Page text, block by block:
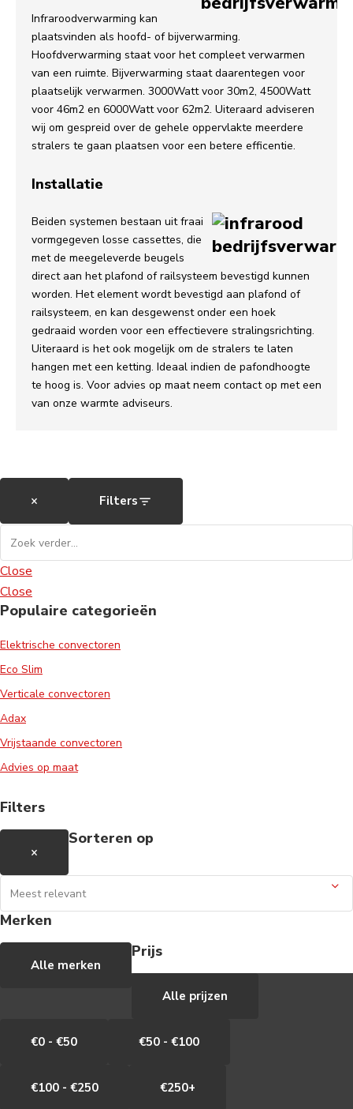
Infraroodverwarming kan
plaatsvinden als hoofd- of bijverwarming.
Hoofdverwarming staat voor het compleet verwarmen
van een ruimte. Bijverwarming staat daarentegen voor
plaatselijk verwarmen. 3000Watt voor 30m2, 4500Watt
voor 46m2 en 6000Watt voor 62m2. Uiteraard adviseren
wij om gespreid over de gehele oppervlakte meerdere
stralers te gaan plaatsen voor een betere efficentie.
Installatie
Beiden systemen bestaan uit fraai
vormgegeven losse cassettes, die
met de meegeleverde beugels
direct aan het plafond of railsysteem bevestigd kunnen
worden. Het element wordt bevestigd aan plafond of
railsysteem, en kan desgewenst onder een hoek
gedraaid worden voor een effectievere stralingsrichting.
Uiteraard is het ook mogelijk om de stralers te laten
hangen met een ketting. Ideaal indien de pafondhoogte
te hoog is. Voor advies op maat neem contact op met een
van onze warmte adviseurs.
× Filters
Close
Close
Populaire categorieën
Elektrische convectoren
Eco Slim
Verticale convectoren
Adax
Vrijstaande convectoren
Advies op maat
Filters
×
Sorteren op
Merken
Alle merken
Prijs
Alle prijzen
€0 - €50 €50 - €100
€100 - €250 €250+